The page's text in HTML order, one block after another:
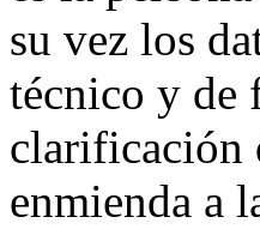
su vez los
técnico y de
clarificación
enmienda a